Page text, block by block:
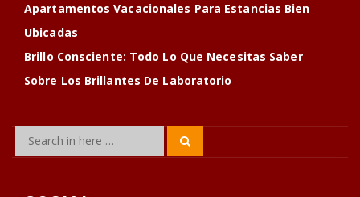
Apartamentos Vacacionales Para Estancias Bien
Ubicadas
Brillo Consciente: Todo Lo Que Necesitas Saber
Sobre Los Brillantes De Laboratorio
Search